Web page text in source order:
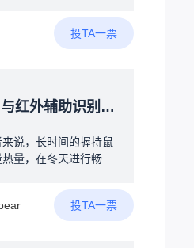
；二：火和烟气，看不
用，容易遗漏。三：人
睡觉，上厕所，逛商
待消防员到来。
调电压0.5mv失调电流1
抑制比110DB开环增
uS建立时间750nS
投TA一票
冷暖风扇（桌面级为游戏而定）
说，长时间的握持鼠
量，在冬天进行畅快
有人能制作一款（AI与
度的冷暖风扇）来为广
问题呢（ps:本人经常打
投TA一票